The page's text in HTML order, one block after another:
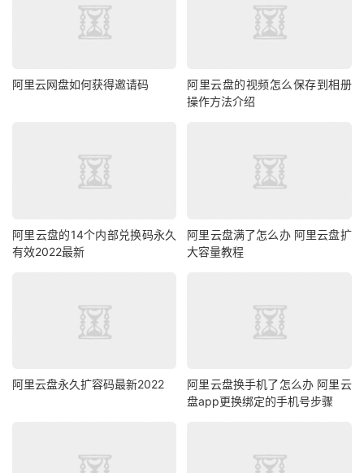
阿里云网盘如何获得邀请码
阿里云盘的视频怎么保存到相册
操作方法介绍
阿里云盘的14个内部兑换码永久
有效2022最新
阿里云盘满了怎么办 阿里云盘扩
大容量教程
阿里云盘永久扩容码最新2022
阿里云盘换手机了怎么办 阿里云
盘app更换绑定的手机号步骤